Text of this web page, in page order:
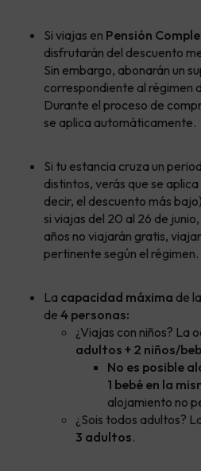
Si viajas en Pensión
disfrutarán del descuento
Sin embargo, abonarán un
correspondiente al régimen
Durante el proceso de
se aplica automáticamente.
Si tu estancia cruza un
distintos, verás que se
decir, el descuento más
si viajas del 20 al 26 de
años no viajarán gratis,
pertinente según el régimen.
La capacidad máxima de
de 4 personas:
¿Viajas con niños? La
adultos + 2 niños/
No es posible
1 bebé en la
alojamiento no
¿Sois todos adultos?
3 adultos.